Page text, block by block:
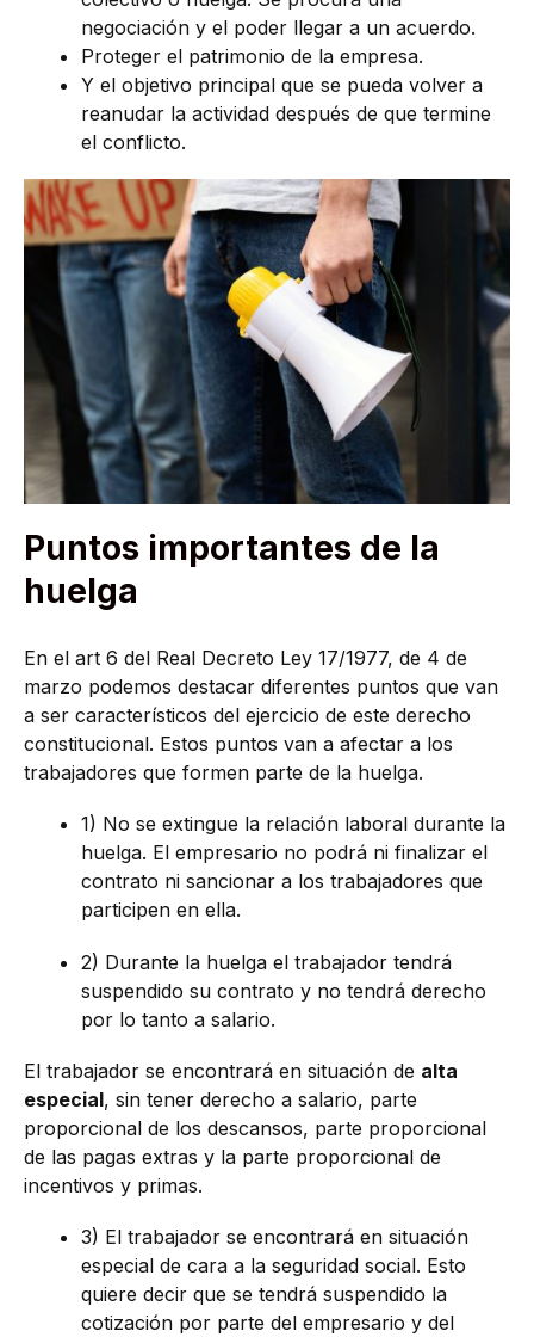
negociación y el poder llegar a un acuerdo.
Proteger el patrimonio de la empresa.
Y el objetivo principal que se pueda volver a
reanudar la actividad después de que termine
el conflicto.
Puntos importantes de la
huelga
En el art 6 del Real Decreto Ley 17/1977, de 4 de
marzo podemos destacar diferentes puntos que van
a ser característicos del ejercicio de este derecho
constitucional. Estos puntos van a afectar a los
trabajadores que formen parte de la huelga.
1) No se extingue la relación laboral durante la
huelga. El empresario no podrá ni finalizar el
contrato ni sancionar a los trabajadores que
participen en ella.
2) Durante la huelga el trabajador tendrá
suspendido su contrato y no tendrá derecho
por lo tanto a salario.
El trabajador se encontrará en situación de alta
especial, sin tener derecho a salario, parte
proporcional de los descansos, parte proporcional
de las pagas extras y la parte proporcional de
incentivos y primas.
3) El trabajador se encontrará en situación
especial de cara a la seguridad social. Esto
quiere decir que se tendrá suspendido la
cotización por parte del empresario y del